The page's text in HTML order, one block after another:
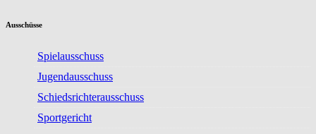
Ausschüsse
Spielausschuss
Jugendausschuss
Schiedsrichterausschuss
Sportgericht